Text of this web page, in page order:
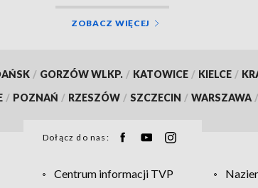
ZOBACZ WIĘCEJ
/ GORZÓW WLKP. / KATOWICE / KIELCE /
/ POZNAŃ / RZESZÓW / SZCZECIN / WARSZAWA /
Dołącz do nas:
Centrum informacji TVP